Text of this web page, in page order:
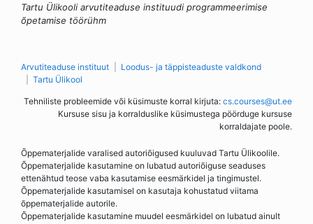
Tartu Ülikooli arvutiteaduse instituudi programmeerimise
õpetamise töörühm
Arvutiteaduse instituut
Loodus- ja täppisteaduste valdkond
Tartu Ülikool
Tehniliste probleemide või küsimuste korral kirjuta: cs.courses@ut.ee
Kursuse sisu ja korralduslike küsimustega pöörduge kursuse
korraldajate poole.
Õppematerjalide varalised autoriõigused kuuluvad Tartu Ülikoolile.
Õppematerjalide kasutamine on lubatud autoriõiguse seaduses
ettenähtud teose vaba kasutamise eesmärkidel ja tingimustel.
Õppematerjalide kasutamisel on kasutaja kohustatud viitama
õppematerjalide autorile.
Õppematerjalide kasutamine muudel eesmärkidel on lubatud ainult